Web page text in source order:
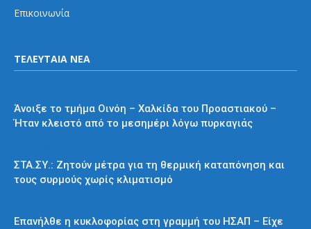
Επικοινωνία
ΤΕΛΕΥΤΑΙΑ ΝΕΑ
Άνοιξε το τμήμα Οινόη – Χαλκίδα του Προαστιακού –
Ήταν κλειστό από το μεσημέρι λόγω πυρκαγιάς
ΣΤΑ.ΣΥ.: Ζητούν μέτρα για τη θερμική καταπόνηση και
τους συρμούς χωρίς κλιματισμό
Επανήλθε η κυκλοφορίας στη γραμμή του ΗΣΑΠ – Είχε